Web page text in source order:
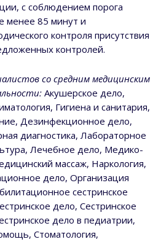
с соблюдением порога
менее 85 минут и
контроля присутствия
контролей.
со средним медицинским
Акушерское дело,
Гигиена и санитария,
Дезинфекционное дело,
диагностика, Лабораторное
Лечебное дело, Медико-
массаж, Наркология,
дело, Организация
сестринское
дело, Сестринское
дело в педиатрии,
Стоматология,